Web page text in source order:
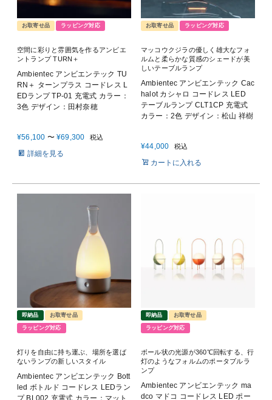
お取寄せ品 ラッピング対応
空間に彩りと雰囲気を作るアンビエ
ントランプ TURN＋
Ambientec アンビエンテック TU
RN＋ ターンプラス コードレス L
EDランプ TP-01 充電式 カラー：
3色 デザイン：田村奈穂
¥56,100 〜 ¥69,300 税込
詳細を見る
お取寄せ品 ラッピング対応
マッコウクジラの優しく雄大なフォ
ルムと柔らかな質感のシェードが美
しいテーブルランプ
Ambientec アンビエンテック Cac
halot カシャロ コードレス LED
テーブルランプ CLT1CP 充電式
カラー：2色 デザイン：松山 祥樹
¥44,000 税込
カートに入れる
即納品 お取寄せ品
ラッピング対応
灯りを自由に持ち運ぶ、場所を選ば
ないランプの新しいスタイル
Ambientec アンビエンテック Bott
led ボトルド コードレス LEDラン
即納品 お取寄せ品
ラッピング対応
ボール状の光源が360℃回転する、行
灯のようなフォルムのポータブルラ
ンプ
Ambientec アンビエンテック ma
dco マドコ コードレス LED ポー